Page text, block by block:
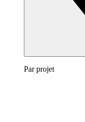
Par projet